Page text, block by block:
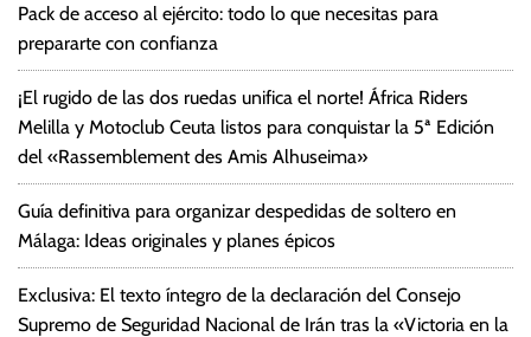
Pack de acceso al ejército: todo lo que necesitas para
prepararte con confianza
¡El rugido de las dos ruedas unifica el norte! África Riders
Melilla y Motoclub Ceuta listos para conquistar la 5ª Edición
del «Rassemblement des Amis Alhuseima»
Guía definitiva para organizar despedidas de soltero en
Málaga: Ideas originales y planes épicos
Exclusiva: El texto íntegro de la declaración del Consejo
Supremo de Seguridad Nacional de Irán tras la «Victoria en la